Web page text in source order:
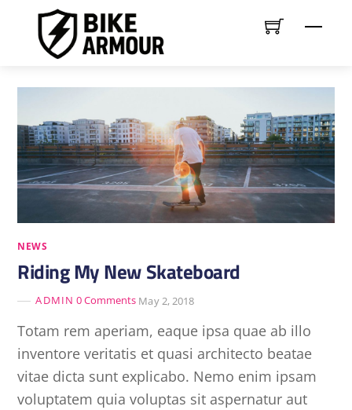
content
NEWS
Riding My New Skateboard
ADMIN 0 Comments May 2, 2018
Totam rem aperiam, eaque ipsa quae ab illo
inventore veritatis et quasi architecto beatae
vitae dicta sunt explicabo. Nemo enim ipsam
voluptatem quia voluptas sit aspernatur aut